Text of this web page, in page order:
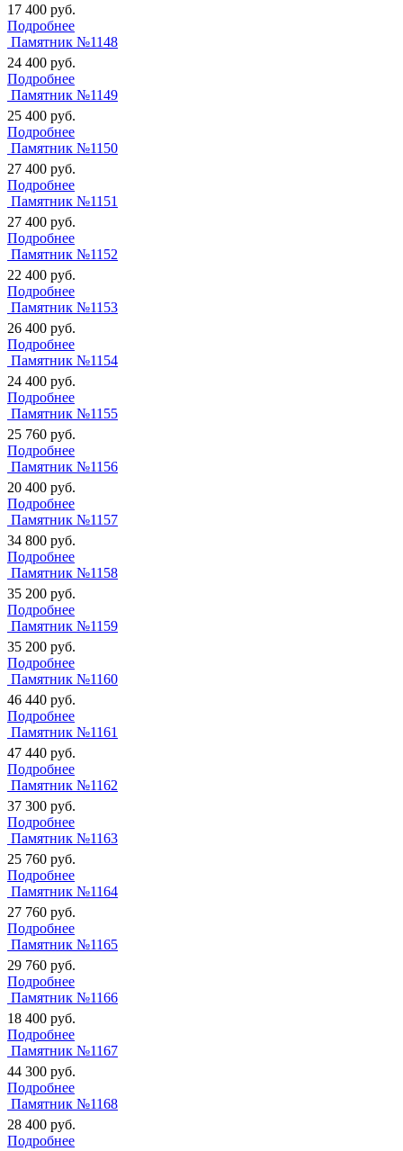
17 400 руб.
Подробнее
Памятник №1148
24 400 руб.
Подробнее
Памятник №1149
25 400 руб.
Подробнее
Памятник №1150
27 400 руб.
Подробнее
Памятник №1151
27 400 руб.
Подробнее
Памятник №1152
22 400 руб.
Подробнее
Памятник №1153
26 400 руб.
Подробнее
Памятник №1154
24 400 руб.
Подробнее
Памятник №1155
25 760 руб.
Подробнее
Памятник №1156
20 400 руб.
Подробнее
Памятник №1157
34 800 руб.
Подробнее
Памятник №1158
35 200 руб.
Подробнее
Памятник №1159
35 200 руб.
Подробнее
Памятник №1160
46 440 руб.
Подробнее
Памятник №1161
47 440 руб.
Подробнее
Памятник №1162
37 300 руб.
Подробнее
Памятник №1163
25 760 руб.
Подробнее
Памятник №1164
27 760 руб.
Подробнее
Памятник №1165
29 760 руб.
Подробнее
Памятник №1166
18 400 руб.
Подробнее
Памятник №1167
44 300 руб.
Подробнее
Памятник №1168
28 400 руб.
Подробнее